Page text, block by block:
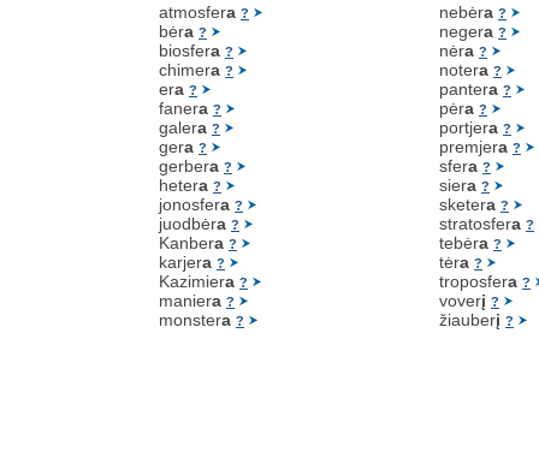
atmosfera ?
bėra ?
biosfera ?
chimera ?
era ?
fanera ?
galera ?
gera ?
gerbera ?
hetera ?
jonosfera ?
juodbėra ?
Kanbera ?
karjera ?
Kazimiera ?
maniera ?
monstera ?
nebėra ?
negera ?
nėra ?
notera ?
pantera ?
pėra ?
portjera ?
premjera ?
sfera ?
siera ?
sketera ?
stratosfera ?
tebėra ?
tėra ?
troposfera ?
voverį ?
žiauberį ?